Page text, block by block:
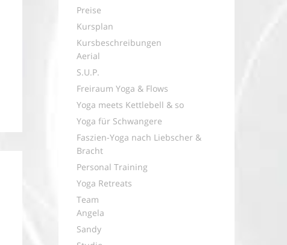
Preise
Kursplan
Kursbeschreibungen
Aerial
S.U.P.
Freiraum Yoga & Flows
Yoga meets Kettlebell & so
Yoga für Schwangere
Faszien-Yoga nach Liebscher &
Bracht
Personal Training
Yoga Retreats
Team
Angela
Sandy